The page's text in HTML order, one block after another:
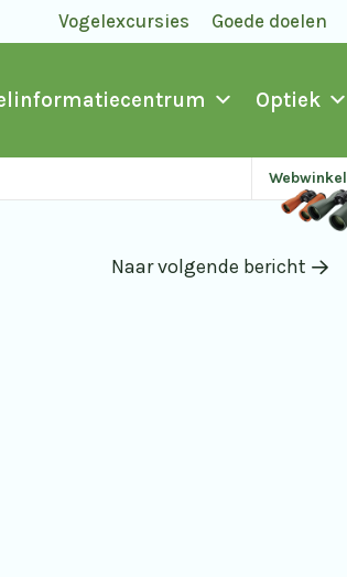
Vogelexcursies Goede doelen
Optiek
Webwinkel
Naar volgende bericht